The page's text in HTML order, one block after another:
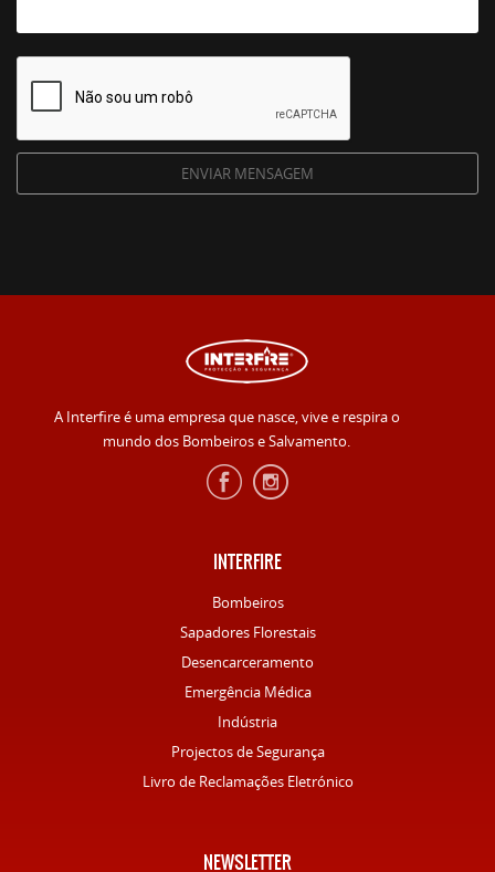
A Interfire é uma empresa que nasce, vive e respira o
mundo dos Bombeiros e Salvamento.
INTERFIRE
Bombeiros
Sapadores Florestais
Desencarceramento
Emergência Médica
Indústria
Projectos de Segurança
Livro de Reclamações Eletrónico
NEWSLETTER